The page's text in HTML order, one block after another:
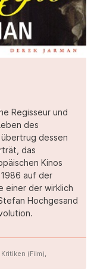
Regisseur und
des
dessen
das
Kinos
auf der
einer der wirklich
Hochgesand
Kritiken (Film),